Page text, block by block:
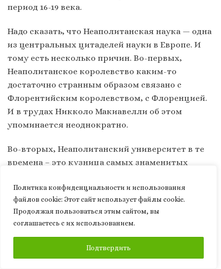
Политика конфиденциальности и использования
файлов сookie: Этот сайт использует файлы cookie.
Продолжая пользоваться этим сайтом, вы
соглашаетесь с их использованием.
Подтвердить
период 16-19 века.
Надо сказать, что Неаполитанская наука — одна
из центральных цитаделей науки в Европе. И
тому есть несколько причин. Во-первых,
Неаполитанское королевство каким-то
достаточно странным образом связано с
Флорентийским королевством, с Флоренцией.
И в трудах Никколо Макиавелли об этом
упоминается неоднократно.
Во-вторых, Неаполитанский университет в те
времена – это кузница самых знаменитых
человека, который написал историю народов
мира и много других документов и книг, в том
числе и по философии — Джамбатиста Вико. Он
был преподавателем и Неаполитанского
дворянин.